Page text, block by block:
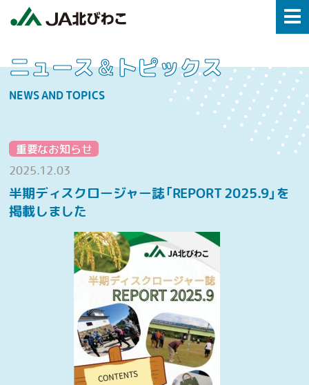
ニュース＆トピックス
NEWS AND TOPICS
重要なお知らせ
2025.12.03
半期ディスクロージャー誌「REPORT 2025.9」を
掲載しました